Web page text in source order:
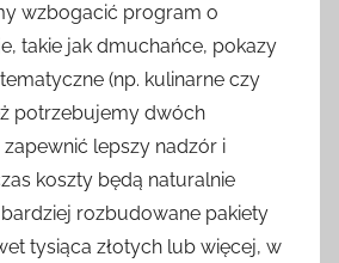
wzbogacić program o
takie jak dmuchańce, pokazy
(np. kulinarne czy
potrzebujemy dwóch
lepszy nadzór i
koszty będą naturalnie
rozbudowane pakiety
tysiąca złotych lub więcej, w